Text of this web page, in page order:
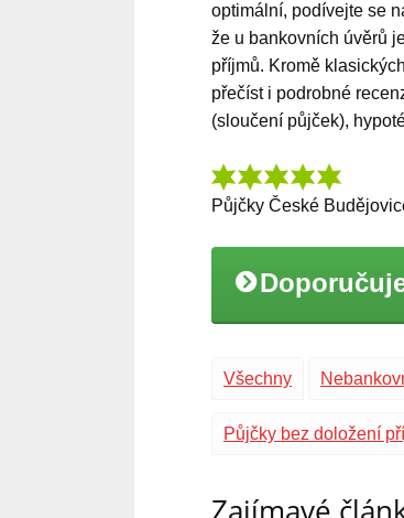
optimální, podívejte se
že u bankovních úvěrů
příjmů. Kromě
přečíst i podrobné
(sloučení půjček),
Půjčky České
Všechny
Půjčky bez doložení